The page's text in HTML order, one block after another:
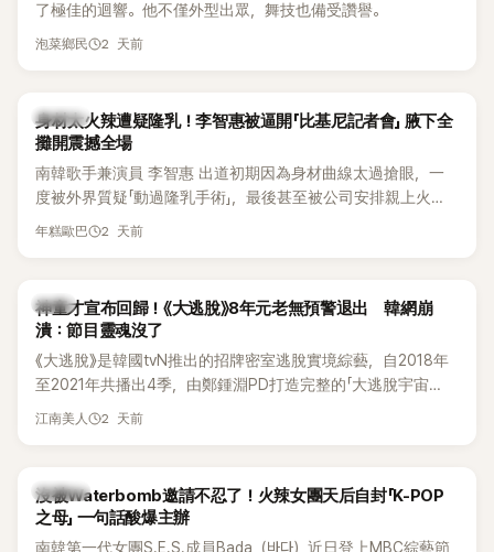
了極佳的迴響。他不僅外型出眾，舞技也備受讚譽。
泡菜鄉民 2 天前
K-POP
身材太火辣遭疑隆乳！李智惠被逼開「比基尼記者會」 腋下全
攤開震撼全場
南韓歌手兼演員 李智惠 出道初期因為身材曲線太過搶眼，一
度被外界質疑「動過隆乳手術」，最後甚至被公司安排親上火
線，召開前所未見的「泳裝記者會」澄清。這場記者會後來還被
熱議。 2日播出的 SBS 綜藝節目《我的經紀人太難搞－秘書
鎮》，邀請同時兼顧工作與育兒的演藝圈代表「媽媽群」——李智
惠、李賢怡、李恩亨，以第13位「My Star」身分登場，分享最真
實的生活日常。 節目一開始，李瑞鎮 率先與李智惠會合，兩人
邊搭車邊聊天，氣氛輕鬆。聊到最近的新聞，李瑞鎮突然直球
發問：「妳不是上新聞了？說妳去做整形？是人中縮短手術嗎？」
延燒到過去的爭議。李瑞鎮脫口補刀：「妳以前不是還在游泳池
開過記者會？」直接點名她當年的風波。李智惠聽了忍不住笑
說：「哥怎麼連這個都知道？」李瑞鎮則回嘴：「那時候新聞鬧那
年糕歐巴 2 天前
韓星
神童才宣布回歸！《大逃脫》8年元老無預警退出 韓網崩
潰：節目靈魂沒了
《大逃脫》是韓國tvN推出的招牌密室逃脫實境綜藝，自2018年
至2021年共播出4季，由鄭鍾淵PD打造完整的「大逃脫宇宙
（DTCU）」，憑藉燒腦劇情、電影級場景與龐大世界觀，累積
江南美人 2 天前
K-POP
沒被Waterbomb邀請不忍了！火辣女團天后自封「K-POP
之母」 一句話酸爆主辦
南韓第一代女團S.E.S.成員Bada（바다）近日登上MBC綜藝節